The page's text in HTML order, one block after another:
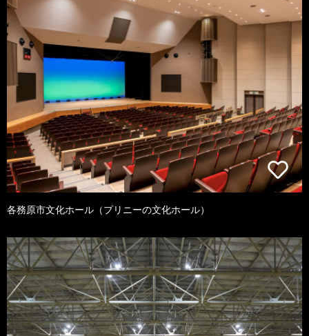
各務原市文化ホール（プリニーの文化ホール）